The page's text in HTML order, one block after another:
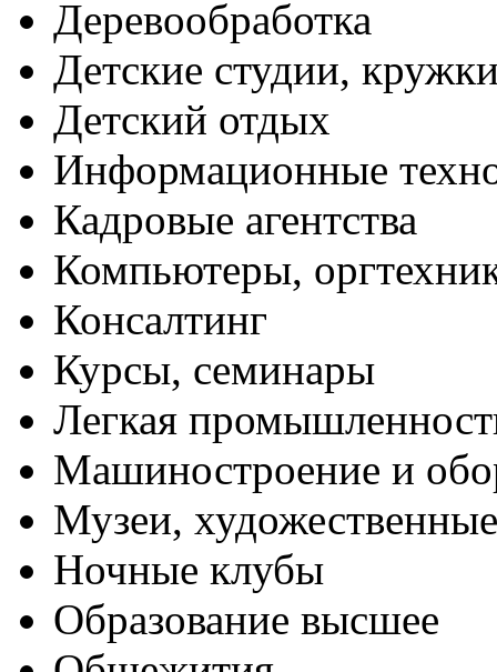
Деревообработка
Детские студии,
Детский отдых
Информационные
Кадровые агентства
Компьютеры,
Консалтинг
Курсы, семинары
Легкая
Машиностроение и
Музеи,
Ночные клубы
Образование высшее